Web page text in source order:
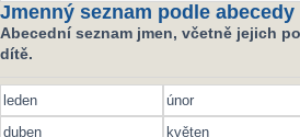
Jmenný seznam podle abecedy
Abecední seznam jmen, včetně jejich
dítě.
leden únor
duben
květen